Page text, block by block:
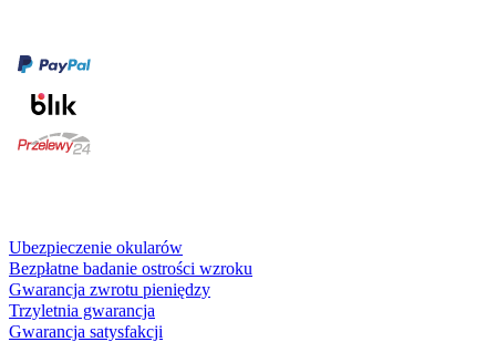
Ubezpieczenie okularów
Bezpłatne badanie ostrości wzroku
Gwarancja zwrotu pieniędzy
Trzyletnia gwarancja
Gwarancja satysfakcji